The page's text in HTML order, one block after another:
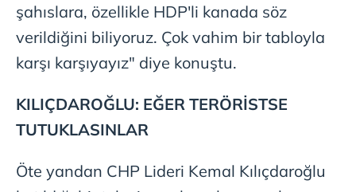
şahıslara, özellikle HDP'li kanada söz
verildiğini biliyoruz. Çok vahim bir tabloyla
karşı karşıyayız" diye konuştu.
KILIÇDAROĞLU: EĞER TERÖRİSTSE
TUTUKLASINLAR
Öte yandan CHP Lideri Kemal Kılıçdaroğlu